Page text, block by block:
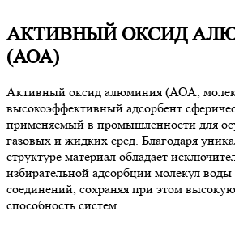
АКТИВНЫЙ ОКСИД
(АОА)
Активный оксид алюминия (АОА,
высокоэффективный адсорбент
применяемый в промышленности для
газовых и жидких сред. Благодаря
структуре материал обладает
избирательной адсорбции молекул
соединений, сохраняя при этом
способность систем.